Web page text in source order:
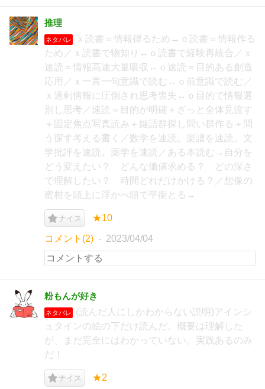
推理
ネタバレ
ｘ読書＝情報得るため↔ｏ読書＝情報作る
ため／ｘ読書で物知り↔ｏ読書で経験再統合／ｘ
速読＝情報高速大量吸収↔ｏ速読＝目的ある創造
応用／ｘ一言一句意識で読む↔ｏ前意識で読む／
ｘ過剰情報に圧倒され思考喪失↔ｏ目的で情報選
別し思考／速読＝目的が明確＋ざっと全体見渡す
＋固定焦点写真読み＋鍵語群探し問い群作る＋問
う探す考える書く／数学を速読。楽譜を速読。文
学批評を速読。薬学を速読／ある本読む→自分を
どう変えたい？ どんな価値求める？ どの深さ
で理解したい？ 時間どれだけかける？／想像の
蜜柑を頭上に浮かべ頭で平衡とる→
ナイス ★10
コメント(2) 2023/04/04
粉もんが好き
ネタバレ
(読んだ人にしかわからない説明)アインシ
ュタインの絵の下だけ読んだ。概要は理解した
が、まだ完全にはわかっていない。実践あるのみ
だ！
ナイス ★2